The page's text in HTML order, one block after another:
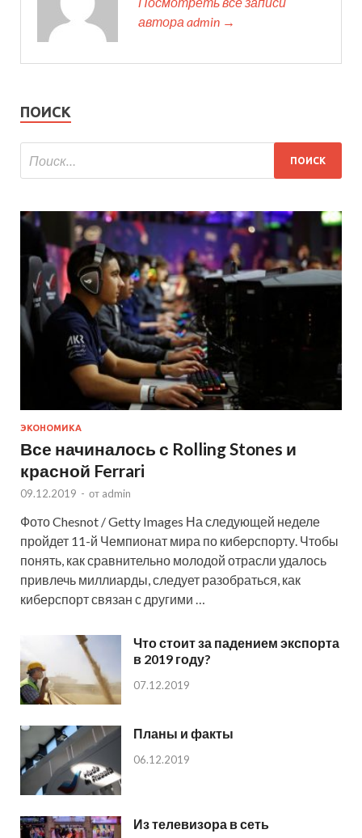
автора admin →
ПОИСК
ЭКОНОМИКА
Все начиналось с Rolling Stones и
красной Ferrari
09.12.2019 - от admin
Фото Chesnot / Getty Images На следующей неделе
пройдет 11-й Чемпионат мира по киберспорту. Чтобы
понять, как сравнительно молодой отрасли удалось
привлечь миллиарды, следует разобраться, как
киберспорт связан с другими …
Что стоит за падением экспорта
в 2019 году?
07.12.2019
Планы и факты
06.12.2019
Из телевизора в сеть